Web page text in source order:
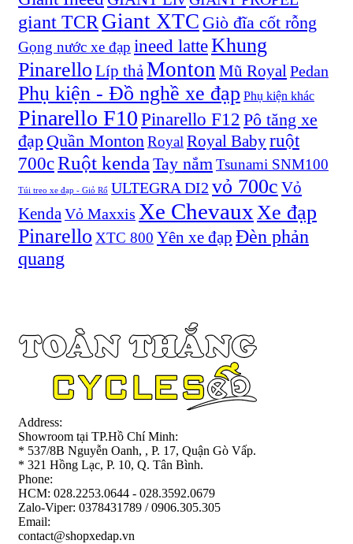
giant TCRGiant XTC Giò đĩa cốt rỗng
Gọng nước xe đạp ineed latteKhung
Pinarello Líp thảMonton Mũ Royal Pedan
Phụ kiện - Đồ nghề xe đạp Phụ kiện khác
Pinarello F10Pinarello F12 Pô tăng xe
đạp Quần MontonRoyalRoyal Babyruột
700cRuột kendaTay nắmTsunami SNM100
Túi treo xe đạp - Giỏ Rổ ULTEGRA DI2 vỏ 700c Vỏ
KendaVỏ Maxxis Xe ChevauxXe đạp
Pinarello XTC 800 Yên xe đạp Đèn phản
quang
Address:
Showroom tại TP.Hồ Chí Minh:
* 537/8B Nguyễn Oanh, , P. 17, Quận Gò Vấp.
* 321 Hồng Lạc, P. 10, Q. Tân Bình.
Phone:
HCM: 028.2253.0644 - 028.3592.0679
Zalo-Viper: 0378431789 / 0906.305.305
Email:
contact@shopxedap.vn